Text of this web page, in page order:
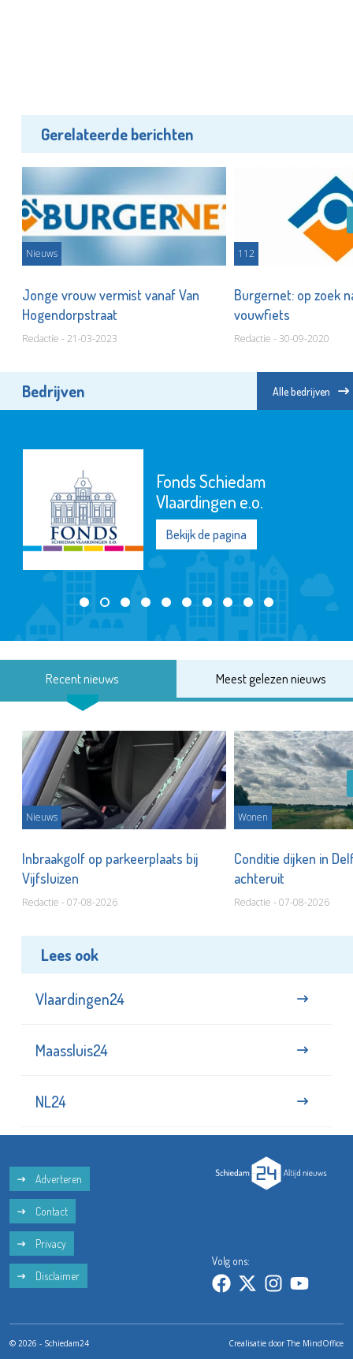
Gerelateerde berichten
Nieuws
Jonge vrouw vermist vanaf Van
Hogendorpstraat
Redactie - 21-03-2023
112
Burgernet: op zoek
vouwfiets
Redactie - 30-09-2020
Bedrijven Alle bedrijven
Fonds Schiedam
Vlaardingen e.o.
Bekijk de pagina
Recent nieuws Meest gelezen nieuws
Nieuws
Inbraakgolf op parkeerplaats bij
Vijfsluizen
Redactie - 07-08-2026
Wonen
Conditie dijken in
achteruit
Redactie - 07-08-2026
Lees ook
Vlaardingen24
Maassluis24
NL24
Adverteren
Contact
Privacy
Disclaimer
Volg ons:
© 2026 - Schiedam24 Crealisatie doorThe MindOffice